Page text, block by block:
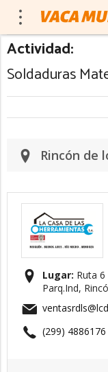
Actividad:
Soldaduras
Rincón de
Lugar: Ruta
Parq.Ind,
(299) 4886176